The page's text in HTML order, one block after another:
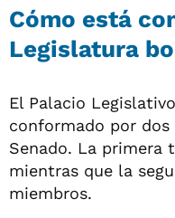
Cómo está
Legislatura
El Palacio
conformado por dos
Senado. La primera
mientras que la
miembros.